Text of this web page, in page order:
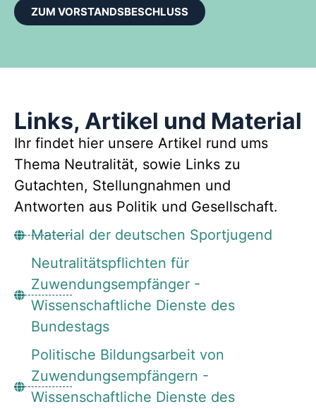
ZUM VORSTANDSBESCHLUSS
Links, Artikel und Material
Ihr findet hier unsere Artikel rund ums
Thema Neutralität, sowie Links zu
Gutachten, Stellungnahmen und
Antworten aus Politik und Gesellschaft.
Material der deutschen Sportjugend
Neutralitätspflichten für
Zuwendungsempfänger -
Wissenschaftliche Dienste des
Bundestags
Politische Bildungsarbeit von
Zuwendungsempfängern -
Wissenschaftliche Dienste des